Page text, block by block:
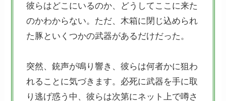
彼らはどこにいるのか、どうしてここに来た
のかわからない。ただ、木箱に閉じ込められ
た豚といくつかの武器があるだけだった。
突然、銃声が鳴り響き、彼らは何者かに狙わ
れることに気づきます。必死に武器を手に取
り逃げ惑う中、彼らは次第にネット上で噂さ